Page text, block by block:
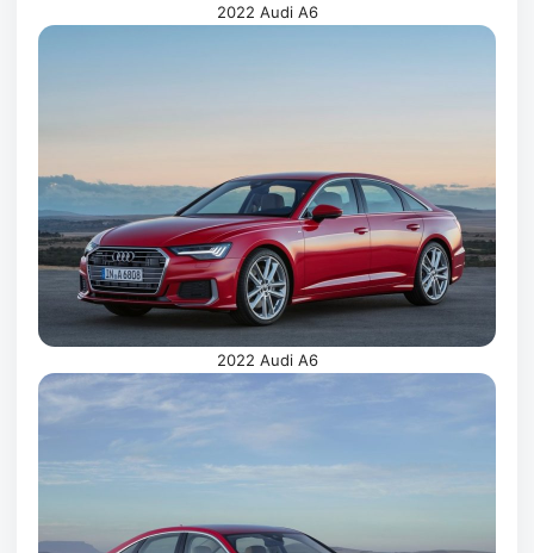
2022 Audi A6
2022 Audi A6